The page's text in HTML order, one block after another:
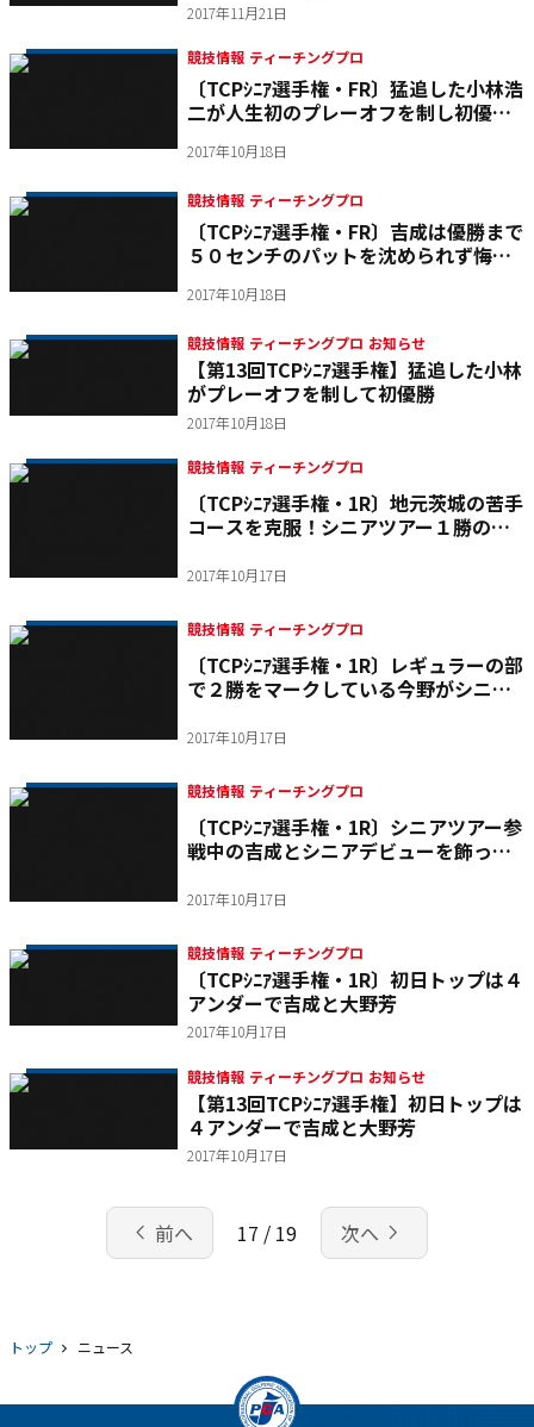
2017年11月21日
競技情報 ティーチングプロ
〔TCPｼﾆｱ選手権・FR〕猛追した小林浩
二が人生初のプレーオフを制し初優勝
2017年10月18日
競技情報 ティーチングプロ
〔TCPｼﾆｱ選手権・FR〕吉成は優勝まで
５０センチのパットを沈められず悔し
2017年10月18日
競技情報 ティーチングプロ お知らせ
【第13回TCPｼﾆｱ選手権】猛追した小林
がプレーオフを制して初優勝
2017年10月18日
競技情報 ティーチングプロ
〔TCPｼﾆｱ選手権・1R〕地元茨城の苦手
コースを克服！シニアツアー１勝の中
2017年10月17日
競技情報 ティーチングプロ
〔TCPｼﾆｱ選手権・1R〕レギュラーの部
で２勝をマークしている今野がシニア
2017年10月17日
競技情報 ティーチングプロ
〔TCPｼﾆｱ選手権・1R〕シニアツアー参
戦中の吉成とシニアデビューを飾った
2017年10月17日
競技情報 ティーチングプロ
〔TCPｼﾆｱ選手権・1R〕初日トップは４
アンダーで吉成と大野芳
2017年10月17日
競技情報 ティーチングプロ お知らせ
【第13回TCPｼﾆｱ選手権】初日トップは
４アンダーで吉成と大野芳
2017年10月17日
chevron_left 前へ 17 / 19 次へ navigate_next
トップ ニュース